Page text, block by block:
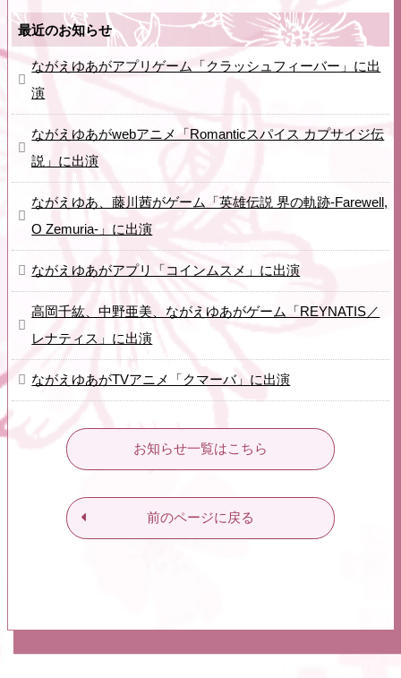
最近のお知らせ
ながえゆあがアプリゲーム「クラッシュフィーバー」に出
演
ながえゆあがwebアニメ「Romanticスパイス カプサイジ伝
説」に出演
ながえゆあ、藤川茜がゲーム「英雄伝説 界の軌跡-Farewell,
O Zemuria-」に出演
ながえゆあがアプリ「コインムスメ」に出演
高岡千紘、中野亜美、ながえゆあがゲーム「REYNATIS／
レナティス」に出演
ながえゆあがTVアニメ「クマーバ」に出演
お知らせ一覧はこちら
前のページに戻る